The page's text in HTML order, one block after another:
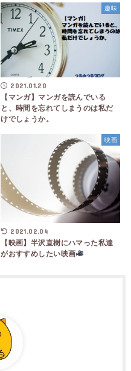
趣味
2021.01.20
【マンガ】マンガを読んでいる
と、時間を忘れてしまうのは私だ
けでしょうか。
映画
2021.02.04
【映画】半沢直樹にハマった私達
がおすすめしたい映画